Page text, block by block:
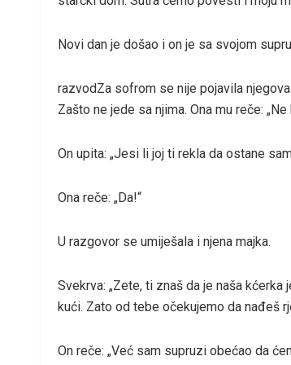
Novi dan je došao i on je sa svojom
razvodZa sofrom se nije pojavila
Zašto ne jede sa njima. Ona mu reče:
On upita: „Jesi li joj ti rekla da ostane
Ona reče: „Da!“
U razgovor se umiješala i njena majka.
Svekrva: „Zete, ti znaš da je naša
kući. Zato od tebe očekujemo da nađeš
On reče: „Već sam supruzi obećao da